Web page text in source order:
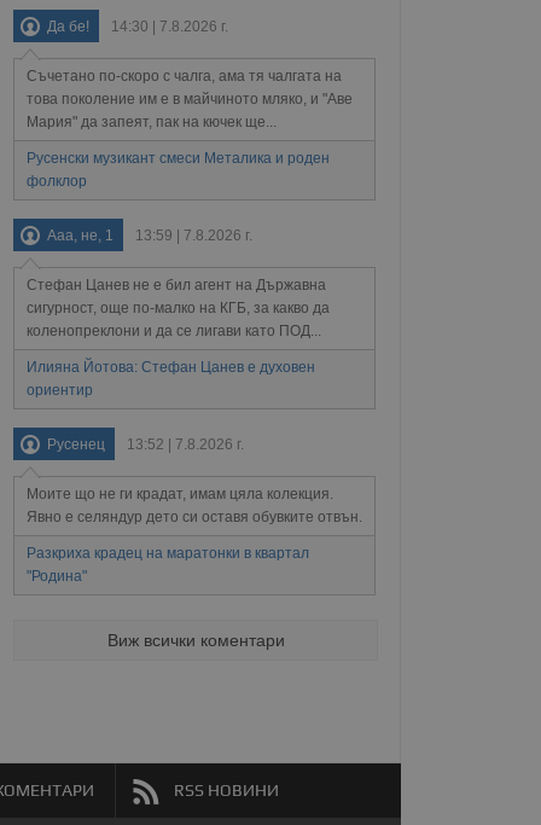
Да бе! 14:30 | 7.8.2026 г.
Съчетано по-скоро с чалга, ама тя чалгата на
това поколение им е в майчиното мляко, и "Аве
Мария" да запеят, пак на кючек ще...
Русенски музикант смеси Металика и роден
фолклор
Ааа, не, 1 13:59 | 7.8.2026 г.
Стефан Цанев не е бил агент на Държавна
сигурност, още по-малко на КГБ, за какво да
коленопреклони и да се лигави като ПОД...
Илияна Йотова: Стефан Цанев е духовен
ориентир
Русенец 13:52 | 7.8.2026 г.
Моите що не ги крадат, имам цяла колекция.
Явно е селяндур дето си оставя обувките отвън.
Разкриха крадец на маратонки в квартал
"Родина"
Виж всички коментари
RSS НОВИНИ
и
и
и предоставя
използва
потребител може
поведение и
с
на
на сайта.
и потребителския
събиране на данни
се
на тестване.
данни,
на посещенията,
на прегледи на
на
тя може
новата или
която е
в целия
на социалните
Описание